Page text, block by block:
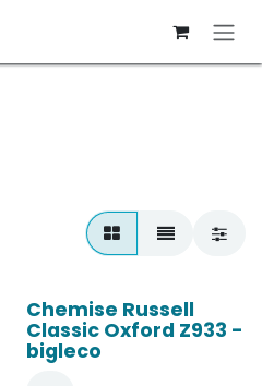
Chemise Russell
Classic Oxford Z933 -
bigleco